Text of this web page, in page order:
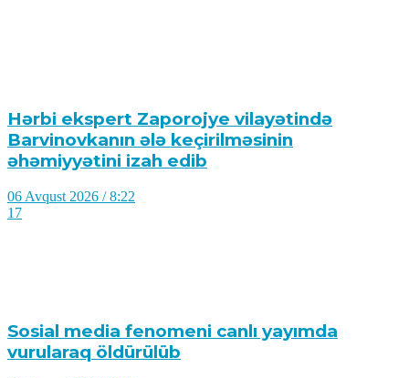
Hərbi ekspert Zaporojye vilayətində
Barvinovkanın ələ keçirilməsinin
əhəmiyyətini izah edib
06 Avqust 2026 / 8:22
17
Sosial media fenomeni canlı yayımda
vurularaq öldürülüb